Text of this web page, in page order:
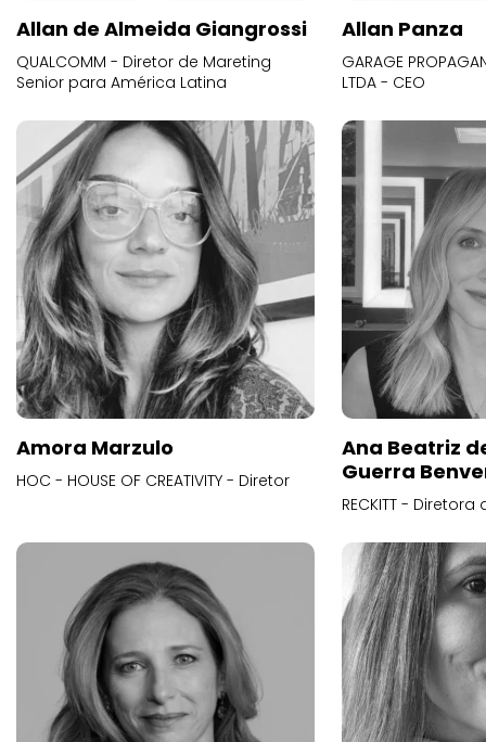
Allan de Almeida Giangrossi
QUALCOMM - Diretor de Mareting
Senior para América Latina
Allan Panza
GARAGE
LTDA - CEO
Amora Marzulo
HOC - HOUSE OF CREATIVITY - Diretor
Ana Beatriz
Guerra
RECKITT -